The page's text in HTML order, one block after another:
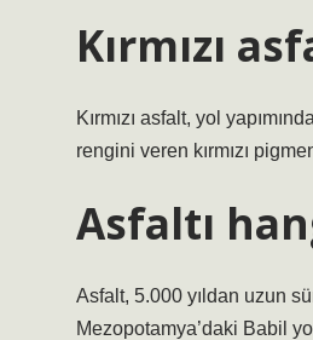
Kırmızı
Kırmızı asfalt, yol
rengini veren kırmızı
Asfaltı
Asfalt, 5.000 yıldan uzun
Mezopotamya’daki Babil